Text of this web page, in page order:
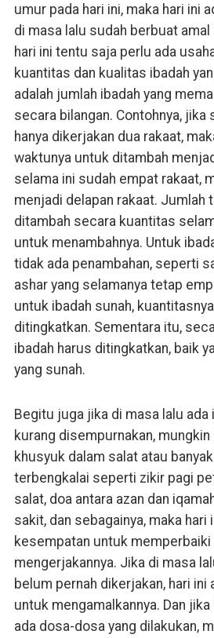
umur pada hari ini, maka hari ini
di masa lalu sudah berbuat amal
hari ini tentu saja perlu ada
kuantitas dan kualitas ibadah
adalah jumlah ibadah yang
secara bilangan. Contohnya, jika
hanya dikerjakan dua rakaat,
waktunya untuk ditambah
selama ini sudah empat rakaat,
menjadi delapan rakaat. Jumlah
ditambah secara kuantitas
untuk menambahnya. Untuk
tidak ada penambahan, seperti
ashar yang selamanya tetap
untuk ibadah sunah,
ditingkatkan. Sementara itu,
ibadah harus ditingkatkan, baik
yang sunah.
Begitu juga jika di masa lalu ada
kurang disempurnakan, mungkin
khusyuk dalam salat atau
terbengkalai seperti zikir pagi
salat, doa antara azan dan
sakit, dan sebagainya, maka hari
kesempatan untuk memperbaiki
mengerjakannya. Jika di masa
belum pernah dikerjakan, hari ini
untuk mengamalkannya. Dan
ada dosa-dosa yang dilakukan,